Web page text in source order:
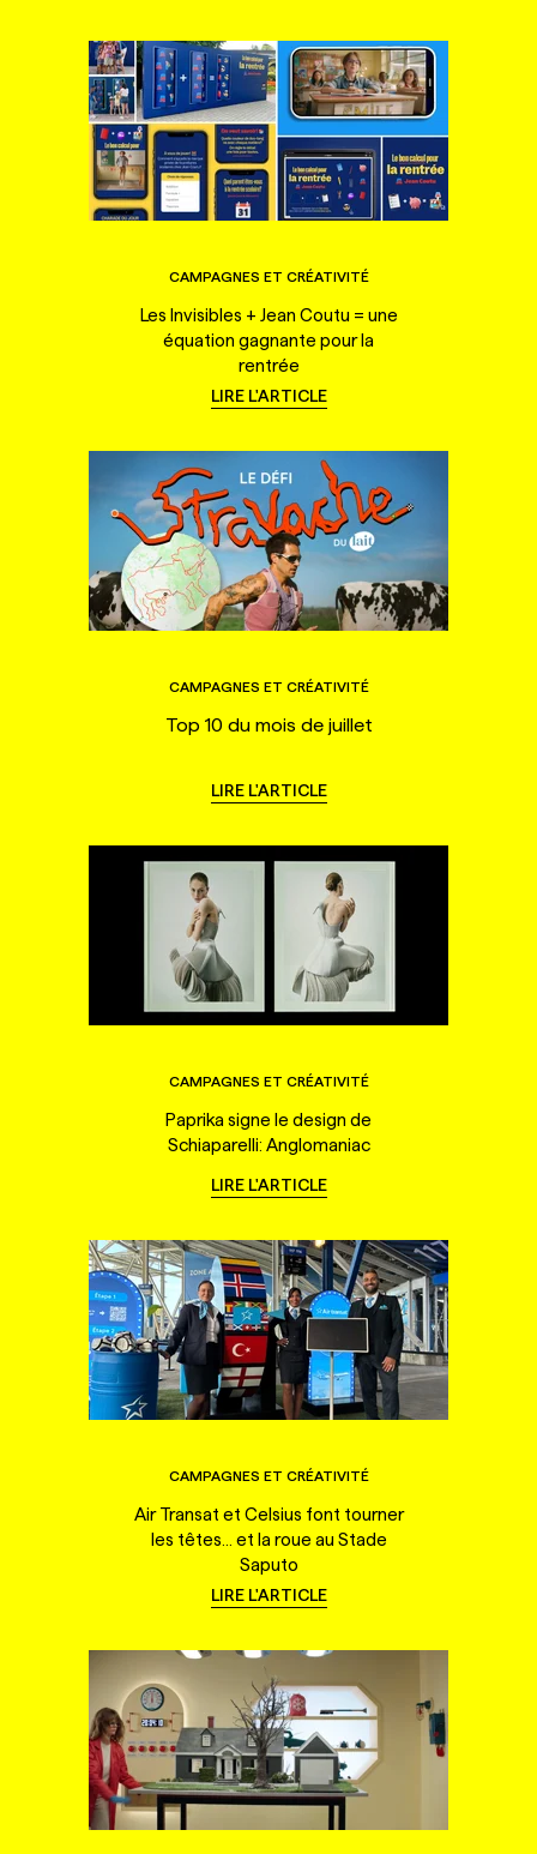
CAMPAGNES ET CRÉATIVITÉ
Les Invisibles + Jean Coutu = une
équation gagnante pour la
rentrée
LIRE L'ARTICLE
CAMPAGNES ET CRÉATIVITÉ
Top 10 du mois de juillet
LIRE L'ARTICLE
CAMPAGNES ET CRÉATIVITÉ
Paprika signe le design de
Schiaparelli: Anglomaniac
LIRE L'ARTICLE
CAMPAGNES ET CRÉATIVITÉ
Air Transat et Celsius font tourner
les têtes... et la roue au Stade
Saputo
LIRE L'ARTICLE